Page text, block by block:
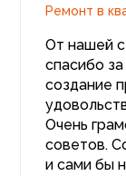
Ремонт в
От нашей
спасибо
создание
Очень
советов.
и сами бы